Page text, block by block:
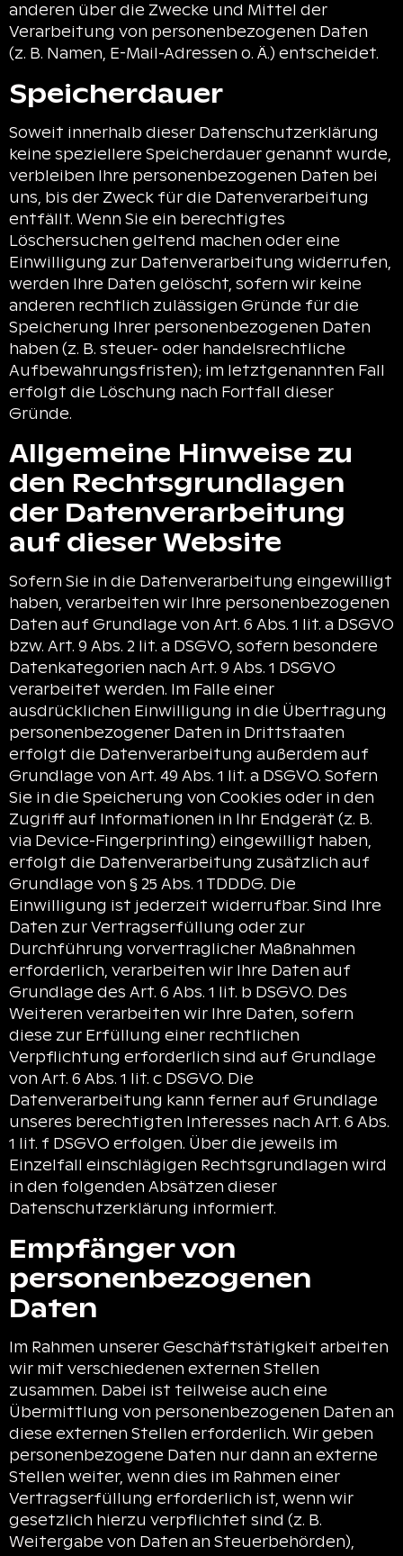
anderen über die Zwecke und Mittel der
Verarbeitung von personenbezogenen Daten
(z. B. Namen, E-Mail-Adressen o. Ä.) entscheidet.
Speicherdauer
Soweit innerhalb dieser Datenschutzerklärung
keine speziellere Speicherdauer genannt wurde,
verbleiben Ihre personenbezogenen Daten bei
uns, bis der Zweck für die Datenverarbeitung
entfällt. Wenn Sie ein berechtigtes
Löschersuchen geltend machen oder eine
Einwilligung zur Datenverarbeitung widerrufen,
werden Ihre Daten gelöscht, sofern wir keine
anderen rechtlich zulässigen Gründe für die
Speicherung Ihrer personenbezogenen Daten
haben (z. B. steuer- oder handelsrechtliche
Aufbewahrungsfristen); im letztgenannten Fall
erfolgt die Löschung nach Fortfall dieser
Gründe.
Allgemeine Hinweise zu
den Rechtsgrundlagen
der Datenverarbeitung
auf dieser Website
Sofern Sie in die Datenverarbeitung eingewilligt
haben, verarbeiten wir Ihre personenbezogenen
Daten auf Grundlage von Art. 6 Abs. 1 lit. a DSGVO
bzw. Art. 9 Abs. 2 lit. a DSGVO, sofern besondere
Datenkategorien nach Art. 9 Abs. 1 DSGVO
verarbeitet werden. Im Falle einer
ausdrücklichen Einwilligung in die Übertragung
personenbezogener Daten in Drittstaaten
erfolgt die Datenverarbeitung außerdem auf
Grundlage von Art. 49 Abs. 1 lit. a DSGVO. Sofern
Sie in die Speicherung von Cookies oder in den
Zugriff auf Informationen in Ihr Endgerät (z. B.
via Device-Fingerprinting) eingewilligt haben,
erfolgt die Datenverarbeitung zusätzlich auf
Grundlage von § 25 Abs. 1 TDDDG. Die
Einwilligung ist jederzeit widerrufbar. Sind Ihre
Daten zur Vertragserfüllung oder zur
Durchführung vorvertraglicher Maßnahmen
erforderlich, verarbeiten wir Ihre Daten auf
Grundlage des Art. 6 Abs. 1 lit. b DSGVO. Des
Weiteren verarbeiten wir Ihre Daten, sofern
diese zur Erfüllung einer rechtlichen
Verpflichtung erforderlich sind auf Grundlage
von Art. 6 Abs. 1 lit. c DSGVO. Die
Datenverarbeitung kann ferner auf Grundlage
unseres berechtigten Interesses nach Art. 6 Abs.
1 lit. f DSGVO erfolgen. Über die jeweils im
Einzelfall einschlägigen Rechtsgrundlagen wird
in den folgenden Absätzen dieser
Datenschutzerklärung informiert.
Empfänger von
personenbezogenen
Daten
Im Rahmen unserer Geschäftstätigkeit arbeiten
wir mit verschiedenen externen Stellen
zusammen. Dabei ist teilweise auch eine
Übermittlung von personenbezogenen Daten an
diese externen Stellen erforderlich. Wir geben
personenbezogene Daten nur dann an externe
Stellen weiter, wenn dies im Rahmen einer
Vertragserfüllung erforderlich ist, wenn wir
gesetzlich hierzu verpflichtet sind (z. B.
Weitergabe von Daten an Steuerbehörden),